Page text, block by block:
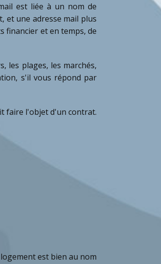
est liée à un nom de
et une adresse mail plus
financier et en temps, de
les plages, les marchés,
s'il vous répond par
faire l'objet d'un contrat.
est bien au nom